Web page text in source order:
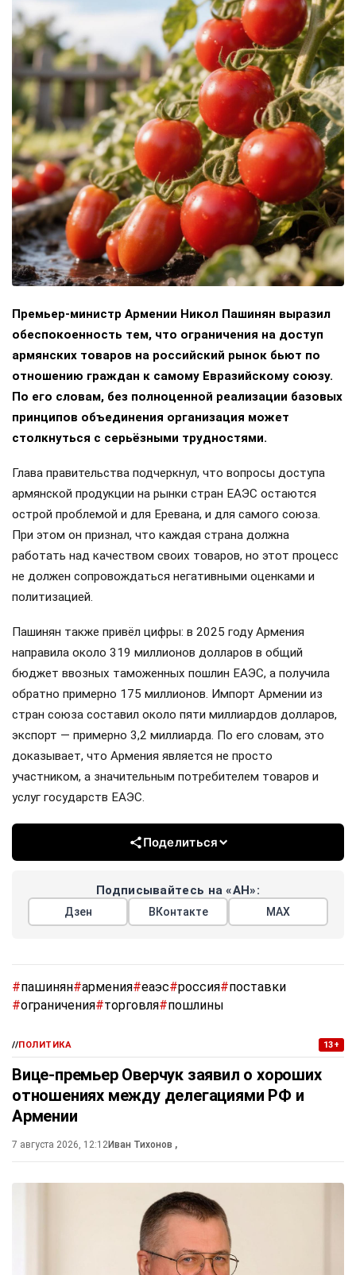
Премьер-министр Армении Никол Пашинян выразил
обеспокоенность тем, что ограничения на доступ
армянских товаров на российский рынок бьют по
отношению граждан к самому Евразийскому союзу.
По его словам, без полноценной реализации базовых
принципов объединения организация может
столкнуться с серьёзными трудностями.
Глава правительства подчеркнул, что вопросы доступа
армянской продукции на рынки стран ЕАЭС остаются
острой проблемой и для Еревана, и для самого союза.
При этом он признал, что каждая страна должна
работать над качеством своих товаров, но этот процесс
не должен сопровождаться негативными оценками и
политизацией.
Пашинян также привёл цифры: в 2025 году Армения
направила около 319 миллионов долларов в общий
бюджет ввозных таможенных пошлин ЕАЭС, а получила
обратно примерно 175 миллионов. Импорт Армении из
стран союза составил около пяти миллиардов долларов,
экспорт — примерно 3,2 миллиарда. По его словам, это
доказывает, что Армения является не просто
участником, а значительным потребителем товаров и
услуг государств ЕАЭС.
Поделиться
Подписывайтесь на «АН»:
Дзен ВКонтакте МАХ
#пашинян#армения#еаэс#россия#поставки
#ограничения#торговля#пошлины
//ПОЛИТИКА 13+
Вице-премьер Оверчук заявил о хороших
отношениях между делегациями РФ и
Армении
7 августа 2026, 12:12Иван Тихонов ,